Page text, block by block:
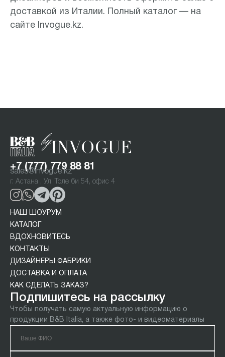
доставкой из Италии. Полный каталог — на
сайте Invogue.kz.
+7 (777) 779 88 81
sales@invogue.kz
г. Астана , Ул. Толе би 54, офис 4
НАШ ШОУРУМ
КАТАЛОГ
ВДОХНОВИТЕСЬ
КОНТАКТЫ
ДИЗАЙНЕРЫ ФАБРИКИ
ДОСТАВКА И ОПЛАТА
КАК СДЕЛАТЬ ЗАКАЗ?
Подпишитесь на рассылку
Чтобы получать самую актуальную информацию о
продукции B&B Italia, а также фото- и видеоматериалы